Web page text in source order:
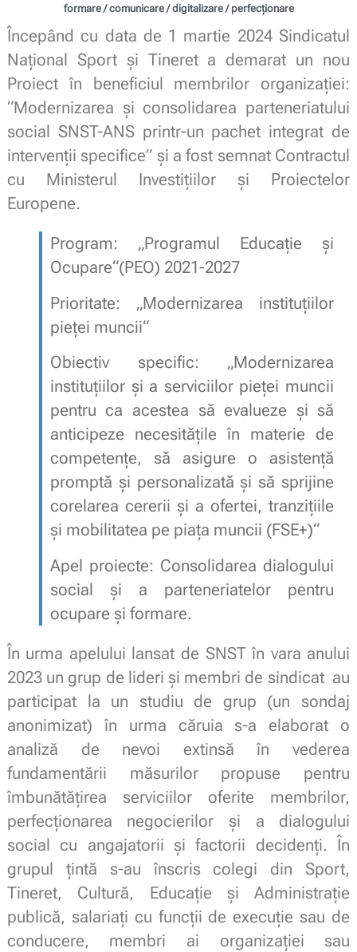
formare / comunicare / digitalizare / perfecționare
Începând cu data de 1 martie 2024 Sindicatul
Național Sport și Tineret a demarat un nou
Proiect în beneficiul membrilor organizației:
“Modernizarea și consolidarea parteneriatului
social SNST-ANS printr-un pachet integrat de
intervenții specifice” și a fost semnat Contractul
cu Ministerul Investițiilor și Proiectelor
Europene.
Program: „Programul Educație și
Ocupare“(PEO) 2021-2027
Prioritate: „Modernizarea instituțiilor
pieței muncii“
Obiectiv specific: „Modernizarea
instituțiilor și a serviciilor pieței muncii
pentru ca acestea să evalueze și să
anticipeze necesitățile în materie de
competențe, să asigure o asistență
promptă și personalizată și să sprijine
corelarea cererii și a ofertei, tranzițiile
și mobilitatea pe piața muncii (FSE+)“
Apel proiecte: Consolidarea dialogului
social și a parteneriatelor pentru
ocupare și formare.
În urma apelului lansat de SNST în vara anului
2023 un grup de lideri și membri de sindicat au
participat la un studiu de grup (un sondaj
anonimizat) în urma căruia s-a elaborat o
analiză de nevoi extinsă în vederea
fundamentării măsurilor propuse pentru
îmbunătățirea serviciilor oferite membrilor,
perfecționarea negocierilor și a dialogului
social cu angajatorii și factorii decidenți. În
grupul țintă s-au înscris colegi din Sport,
Tineret, Cultură, Educație și Administrație
publică, salariați cu funcții de execuție sau de
conducere, membri ai organizației sau